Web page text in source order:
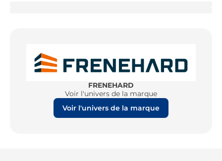
FRENEHARD
Voir l'univers de la marque
Voir l'univers de la marque